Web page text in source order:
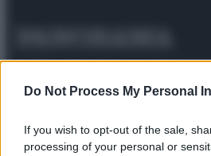
Do Not Process My Personal
If you wish to opt-out of the sale,
processing of your personal or
© 2025 – Panorama s.r.l. (Gruppo
spa) – Via Vittor Pisani 28, 20124
riservata – P.IVA 10518230965